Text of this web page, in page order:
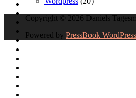
Copyright © 2026 Daniels
Powered by PressBook